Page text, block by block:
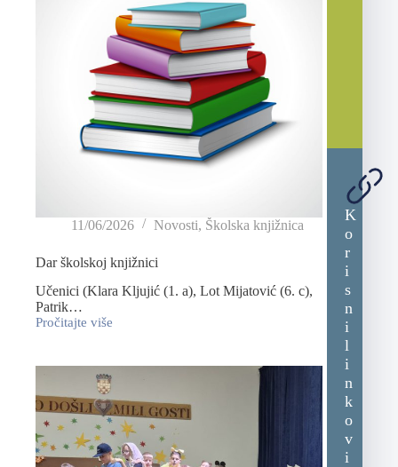
11/06/2026 Novosti, Školska knjižnica
Dar školskoj knjižnici
Učenici (Klara Kljujić (1. a), Lot Mijatović (6. c),
Patrik…
Pročitajte više
K
o
r
i
s
n
i
l
i
n
k
o
v
i